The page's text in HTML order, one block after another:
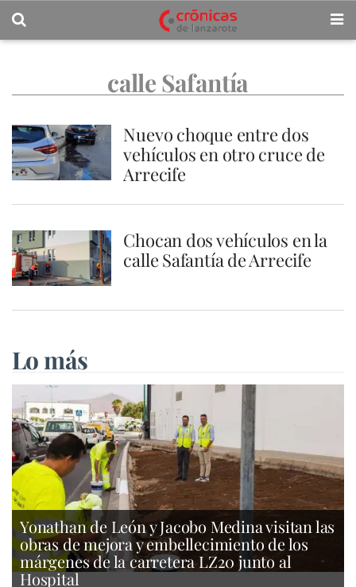
calle Safantía
Nuevo choque entre dos
vehículos en otro cruce de
Arrecife
Chocan dos vehículos en la
calle Safantía de Arrecife
Lo más
Yonathan de León y Jacobo Medina visitan las
obras de mejora y embellecimiento de los
márgenes de la carretera LZ20 junto al
Hospital